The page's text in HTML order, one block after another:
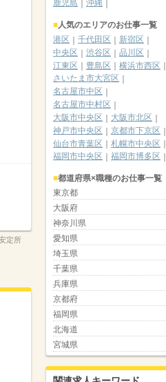
定所
鹿児島
沖縄
人気のエリアのお仕事一覧
港区
千代田区
新宿区
中央区
渋谷区
品川区
江東区
豊島区
横浜市西区
さいたま市大宮区
名古屋市中区
名古屋市中村区
大阪市中央区
大阪市北区
神戸市中央区
京都市下京区
仙台市青葉区
札幌市中央区
福岡市中央区
福岡市博多区
都道府県×職種のお仕事一覧
東京都
大阪府
神奈川県
愛知県
埼玉県
千葉県
兵庫県
京都府
福岡県
北海道
宮城県